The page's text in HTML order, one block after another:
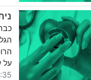
על
2017